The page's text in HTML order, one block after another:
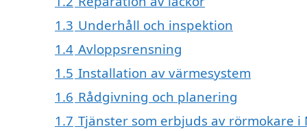
1.3 Underhåll och inspektion
1.4 Avloppsrensning
1.5 Installation av värmesystem
1.6 Rådgivning och planering
1.7 Tjänster som erbjuds av rörmokare i